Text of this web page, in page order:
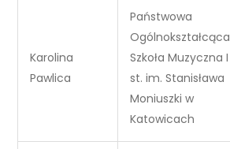
Karolina
Pawlica
Państwowa
Ogólnokształcąca
Szkoła Muzyczna I
st. im. Stanisława
Moniuszki w
Katowicach